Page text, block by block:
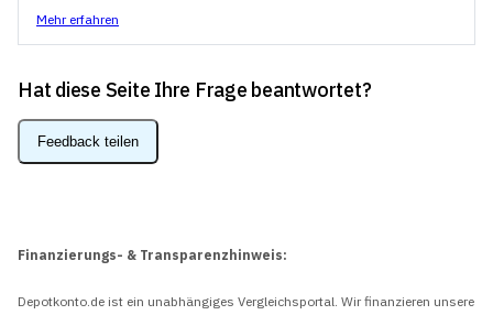
Mehr erfahren
Hat diese Seite Ihre Frage beantwortet?
Feedback teilen
Finanzierungs- & Transparenzhinweis:
Depotkonto.de ist ein unabhängiges Vergleichsportal. Wir finanzieren unsere